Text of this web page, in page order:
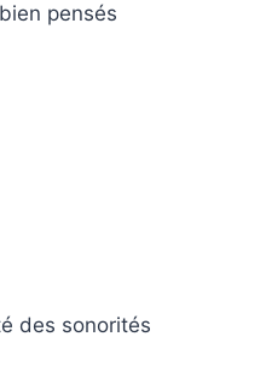
pensés
des sonorités